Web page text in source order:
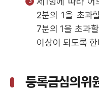
2분의 1을 초과
7분의 1을 초과
이상이 되도록 한
등록금심의